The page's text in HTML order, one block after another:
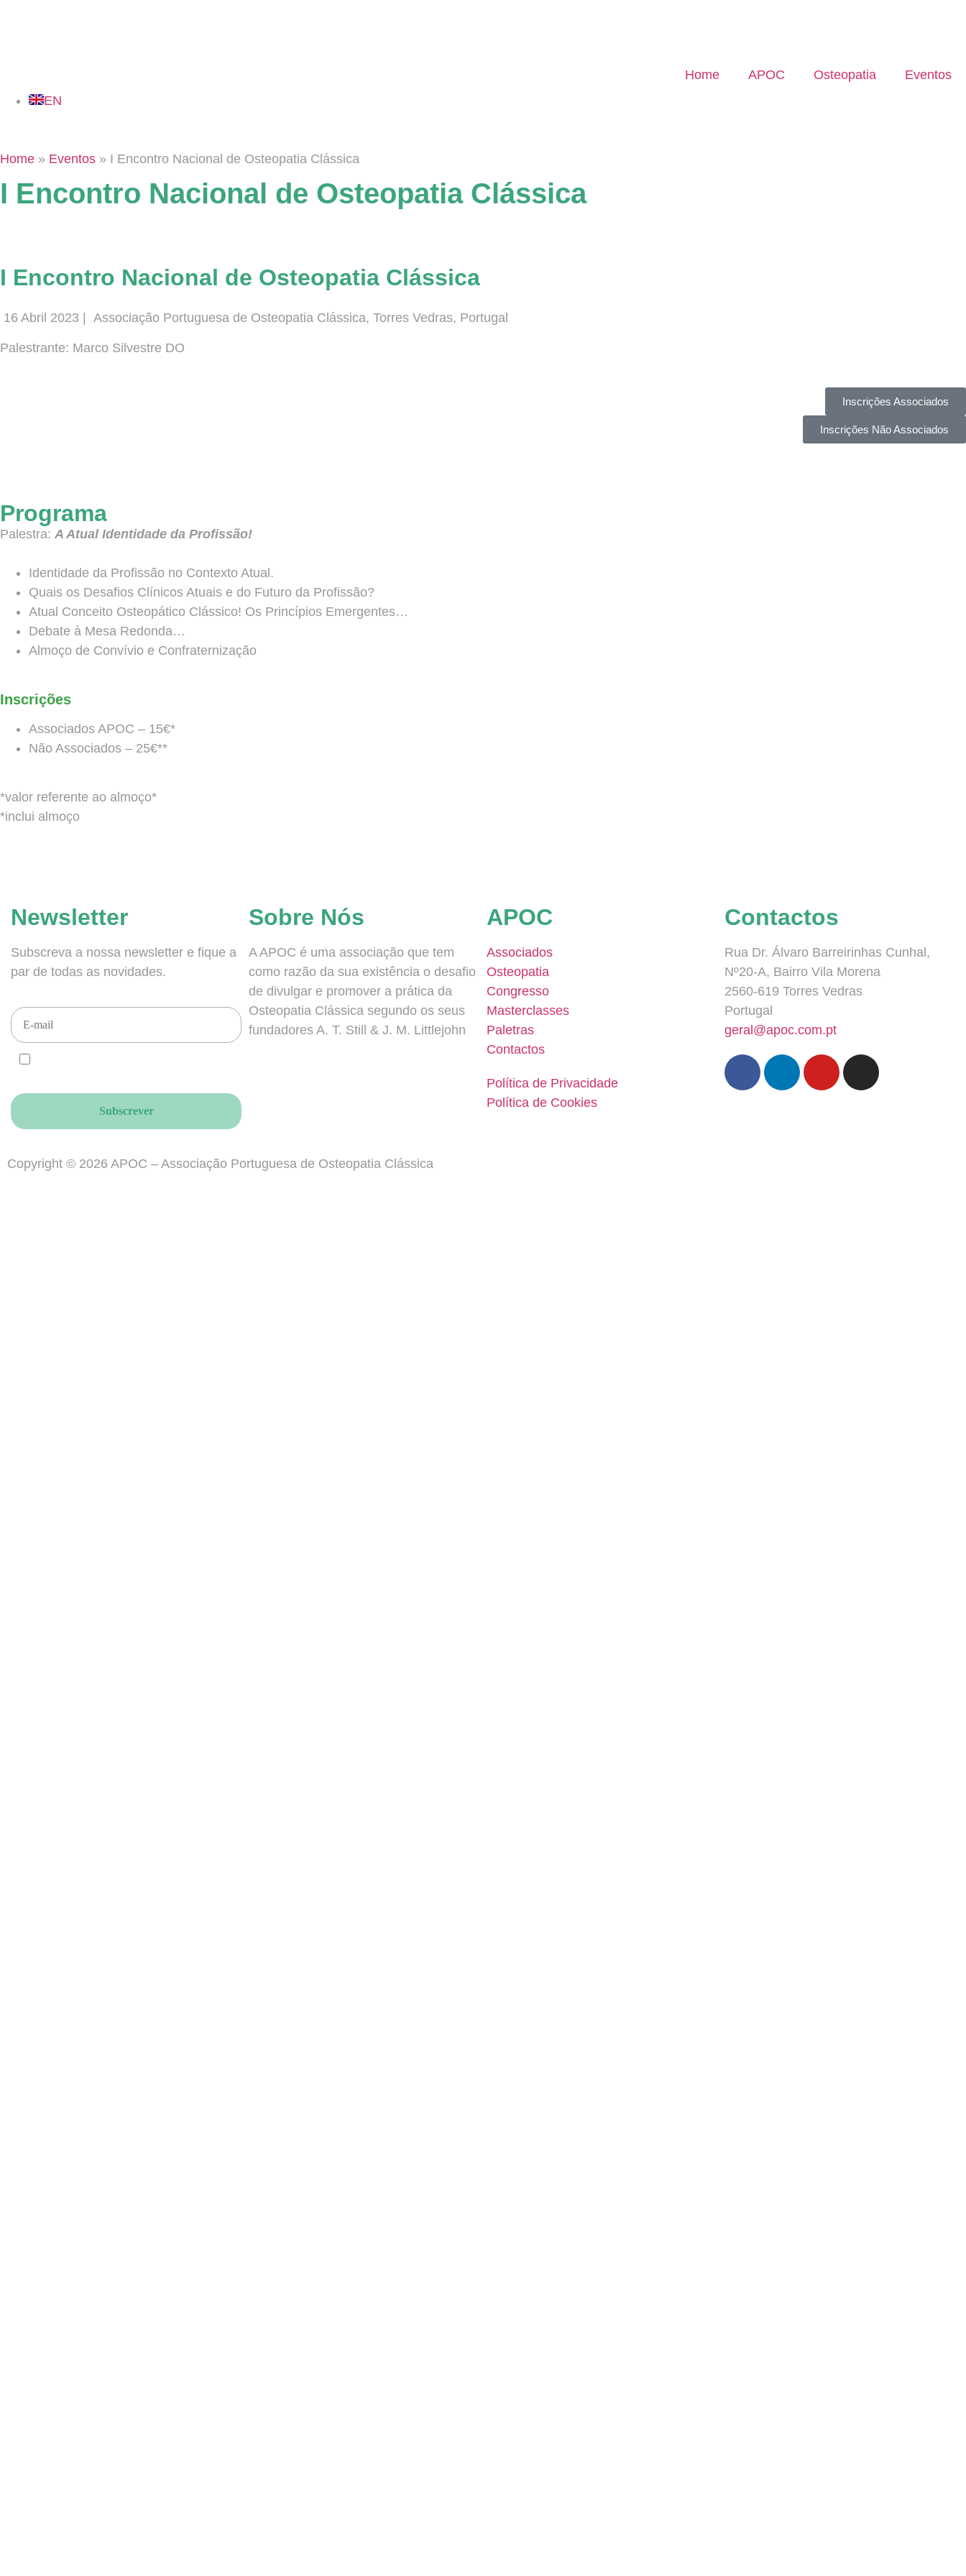
Home APOC Osteopatia
Eventos
EN
Home » Eventos » I Encontro Nacional de Osteopatia Clássica
I Encontro Nacional de Osteopatia Clássica
I Encontro Nacional de Osteopatia Clássica
16 Abril 2023 | Associação Portuguesa de Osteopatia Clássica, Torres Vedras, Portugal
Palestrante: Marco Silvestre DO
Inscrições Associados
Inscrições Não Associados
Programa
Palestra: A Atual Identidade da Profissão!
Identidade da Profissão no Contexto Atual.
Quais os Desafios Clínicos Atuais e do Futuro da Profissão?
Atual Conceito Osteopático Clássico! Os Princípios Emergentes…
Debate à Mesa Redonda…
Almoço de Convívio e Confraternização
Inscrições
Associados APOC – 15€*
Não Associados – 25€**
*valor referente ao almoço*
*inclui almoço
Newsletter
Subscreva a nossa newsletter e fique a
par de todas as novidades.
Sobre Nós
A APOC é uma associação que tem
como razão da sua existência o desafio
de divulgar e promover a prática da
Osteopatia Clássica segundo os seus
fundadores A. T. Still & J. M. Littlejohn
APOC
Associados
Osteopatia
Congresso
Masterclasses
Paletras
Contactos
Política de Privacidade
Política de Cookies
Contactos
Rua Dr. Álvaro Barreirinhas Cunhal,
Nº20-A, Bairro Vila Morena
2560-619 Torres Vedras
Portugal
geral@apoc.com.pt
Copyright © 2026 APOC – Associação Portuguesa de Osteopatia Clássica